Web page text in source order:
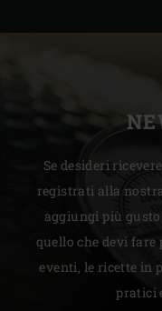
Se desideri
registrati alla
aggiungi più
quello che devi
eventi, le ricette in
pratici